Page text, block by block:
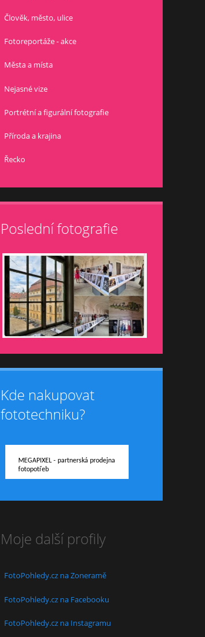
Člověk, město, ulice
Fotoreportáže - akce
Města a místa
Nejasné vize
Portrétní a figurální fotografie
Příroda a krajina
Řecko
Poslední fotografie
Kde nakupovat
fototechniku?
MEGAPIXEL - partnerská prodejna
fotopotřeb
Moje další profily
FotoPohledy.cz na Zoneramě
FotoPohledy.cz na Facebooku
FotoPohledy.cz na Instagramu